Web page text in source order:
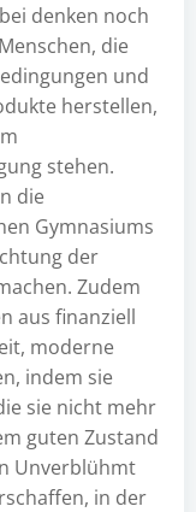
denken noch
die
und
herstellen,
stehen.
die
Gymnasiums
der
Zudem
aus finanziell
moderne
indem sie
sie nicht mehr
guten Zustand
Unverblühmt
in der